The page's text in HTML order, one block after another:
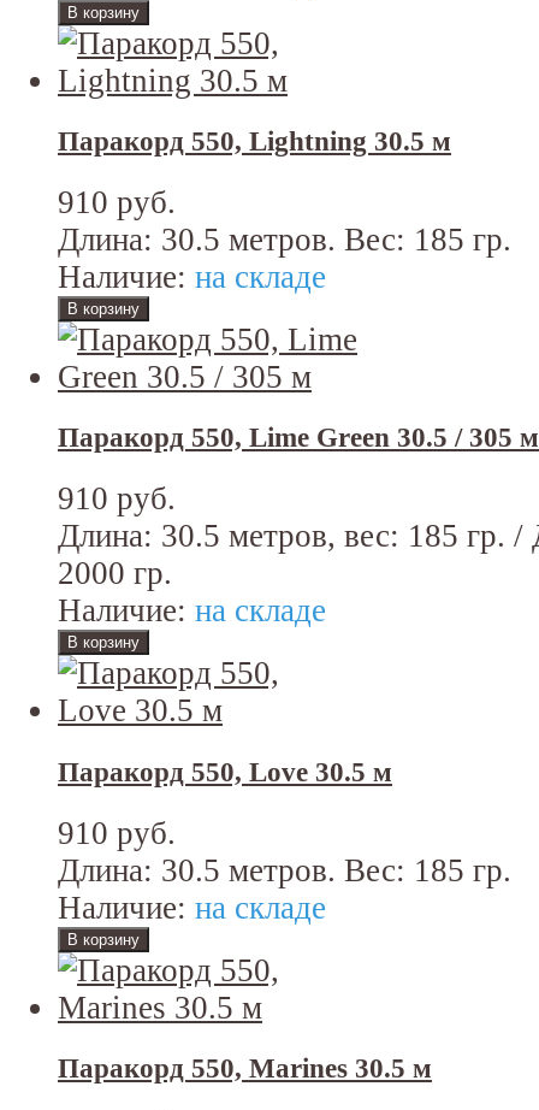
Паракорд 550, Lightning 30.5 м
910 руб.
Длина: 30.5 метров. Вес: 185 гр.
Наличие: на складе
Паракорд 550, Lime Green 30.5 / 305 м
910 руб.
Длина: 30.5 метров, вес: 185 гр. /
2000 гр.
Наличие: на складе
Паракорд 550, Love 30.5 м
910 руб.
Длина: 30.5 метров. Вес: 185 гр.
Наличие: на складе
Паракорд 550, Marines 30.5 м